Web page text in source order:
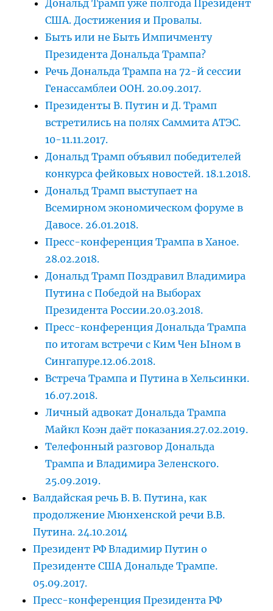
Дональд Трамп уже полгода Президент
США. Достижения и Провалы.
Быть или не Быть Импичменту
Президента Дональда Трампа?
Речь Дональда Трампа на 72-й сессии
Генассамблеи ООН. 20.09.2017.
Президенты В. Путин и Д. Трамп
встретились на полях Саммита АТЭС.
10-11.11.2017.
Дональд Трамп объявил победителей
конкурса фейковых новостей. 18.1.2018.
Дональд Трамп выступает на
Всемирном экономическом форуме в
Давосе. 26.01.2018.
Пресс-конференция Трампа в Ханое.
28.02.2018.
Дональд Трамп Поздравил Владимира
Путина с Победой на Выборах
Президента России.20.03.2018.
Пресс-конференция Дональда Трампа
по итогам встречи с Ким Чен Ыном в
Сингапуре.12.06.2018.
Встреча Трампа и Путина в Хельсинки.
16.07.2018.
Личный адвокат Дональда Трампа
Майкл Коэн даёт показания.27.02.2019.
Телефонный разговор Дональда
Трампа и Владимира Зеленского.
25.09.2019.
Валдайская речь В. В. Путина, как
продолжение Мюнхенской речи В.В.
Путина. 24.10.2014
Президент РФ Владимир Путин о
Президенте США Дональде Трампе.
05.09.2017.
Пресс-конференция Президента РФ